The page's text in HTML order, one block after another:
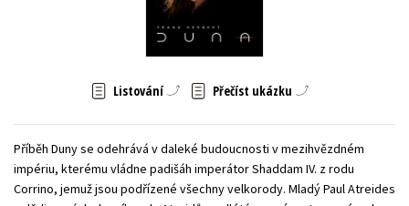
Zahraniční literatura
Listování Přečíst ukázku
Příběh Duny se odehrává v daleké budoucnosti v mezihvězdném
impériu, kterému vládne padišáh imperátor Shaddam IV. z rodu
Corrino, jemuž jsou podřízené všechny velkorody. Mladý Paul Atreides